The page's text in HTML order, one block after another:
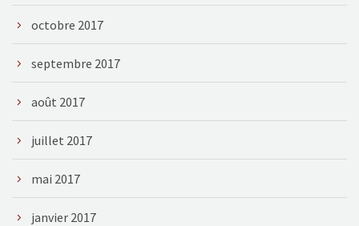
octobre 2017
septembre 2017
août 2017
juillet 2017
mai 2017
janvier 2017